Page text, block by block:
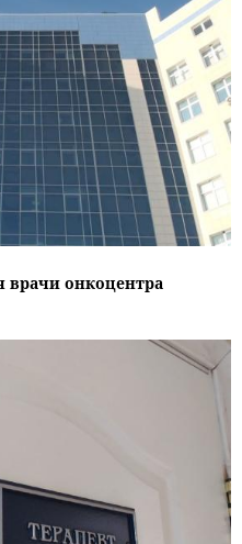
врачи онкоцентра